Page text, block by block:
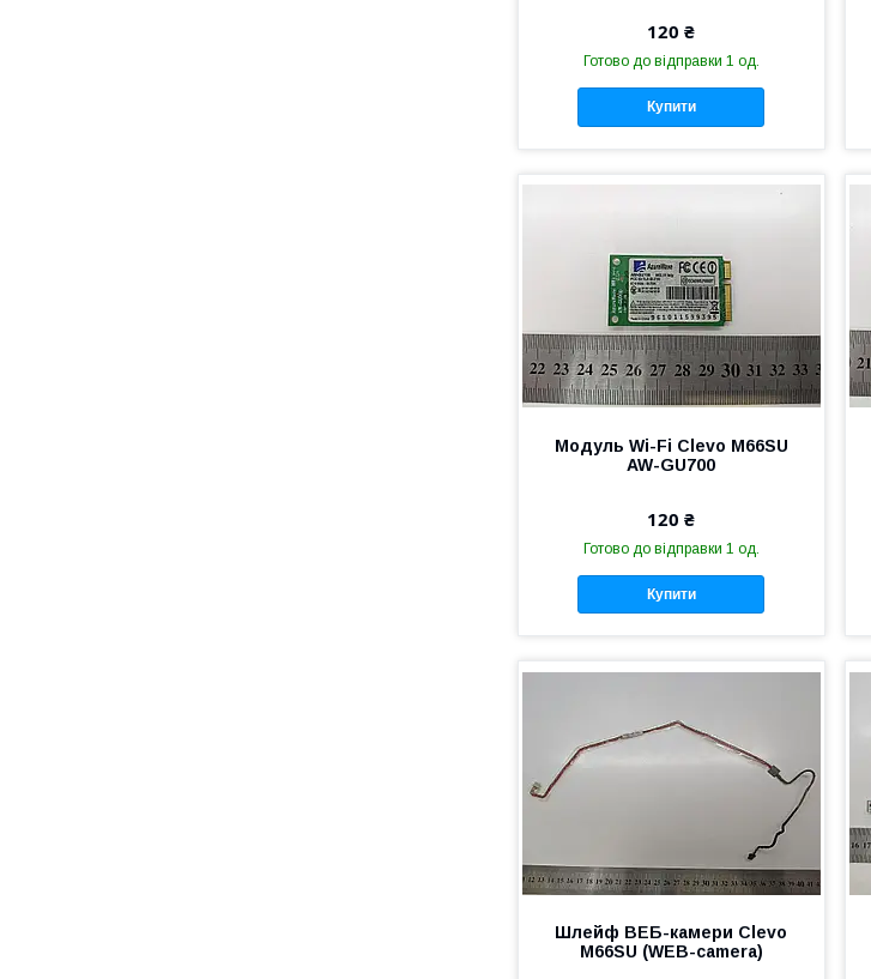
120 ₴
Готово до відправки 1 од.
Купити
Модуль Wi-Fi Clevo M66SU
AW-GU700
120 ₴
Готово до відправки 1 од.
Купити
Шлейф ВЕБ-камери Clevo
M66SU (WEB-camera)